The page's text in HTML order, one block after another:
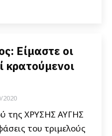
Είμαστε οι
κρατούμενοι
2020
της ΧΡΥΣΗΣ ΑΥΓΗΣ
του τριμελούς